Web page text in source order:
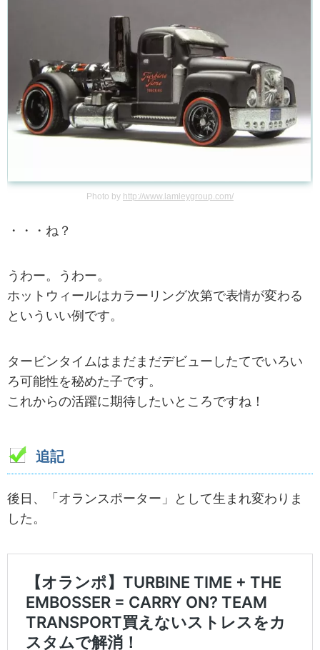
Photo by http://www.lamleygroup.com/
・・・ね？
うわー。うわー。
ホットウィールはカラーリング次第で表情が変わる
といういい例です。
タービンタイムはまだまだデビューしたてでいろい
ろ可能性を秘めた子です。
これからの活躍に期待したいところですね！
追記
後日、「オランスポーター」として生まれ変わりま
した。